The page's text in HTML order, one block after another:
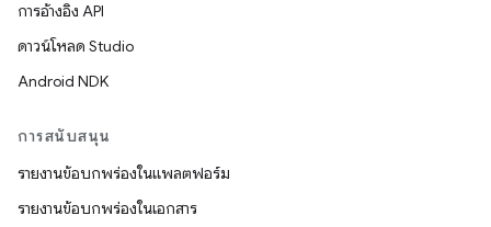
การอ้างอิง API
ดาวน์โหลด Studio
Android NDK
การสนับสนุน
รายงานข้อบกพร่องในแพลตฟอร์ม
รายงานข้อบกพร่องในเอกสาร